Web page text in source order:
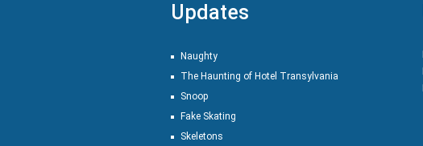
Updates
Naughty
The Haunting of Hotel Transylvania
Snoop
Fake Skating
Skeletons